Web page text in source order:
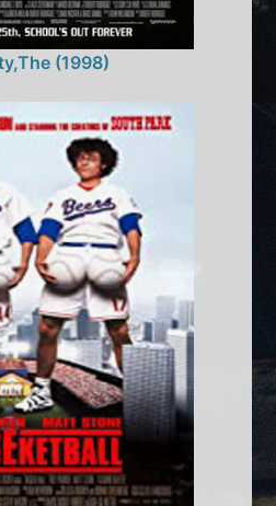
(1998)